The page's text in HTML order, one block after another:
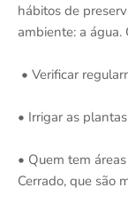
hábitos de
ambiente: a água.
• Verificar
• Irrigar as
• Quem tem
Cerrado, que são